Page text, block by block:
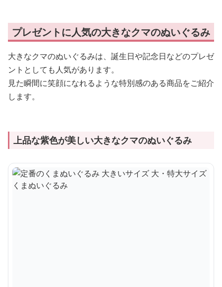
プレゼントに人気の大きなクマのぬいぐるみ
大きなクマのぬいぐるみは、誕生日や記念日などのプレゼ
ントとしても人気があります。
見た瞬間に笑顔になれるような特別感のある商品をご紹介
します。
上品な紫色が美しい大きなクマのぬいぐるみ